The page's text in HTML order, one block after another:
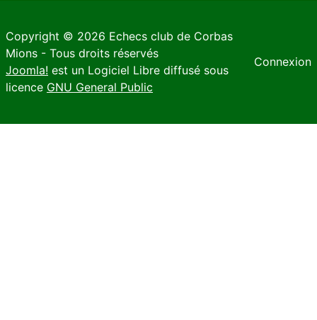
Copyright © 2026 Echecs club de Corbas
Mions - Tous droits réservés
Joomla! est un Logiciel Libre diffusé sous
licence GNU General Public
Connexion